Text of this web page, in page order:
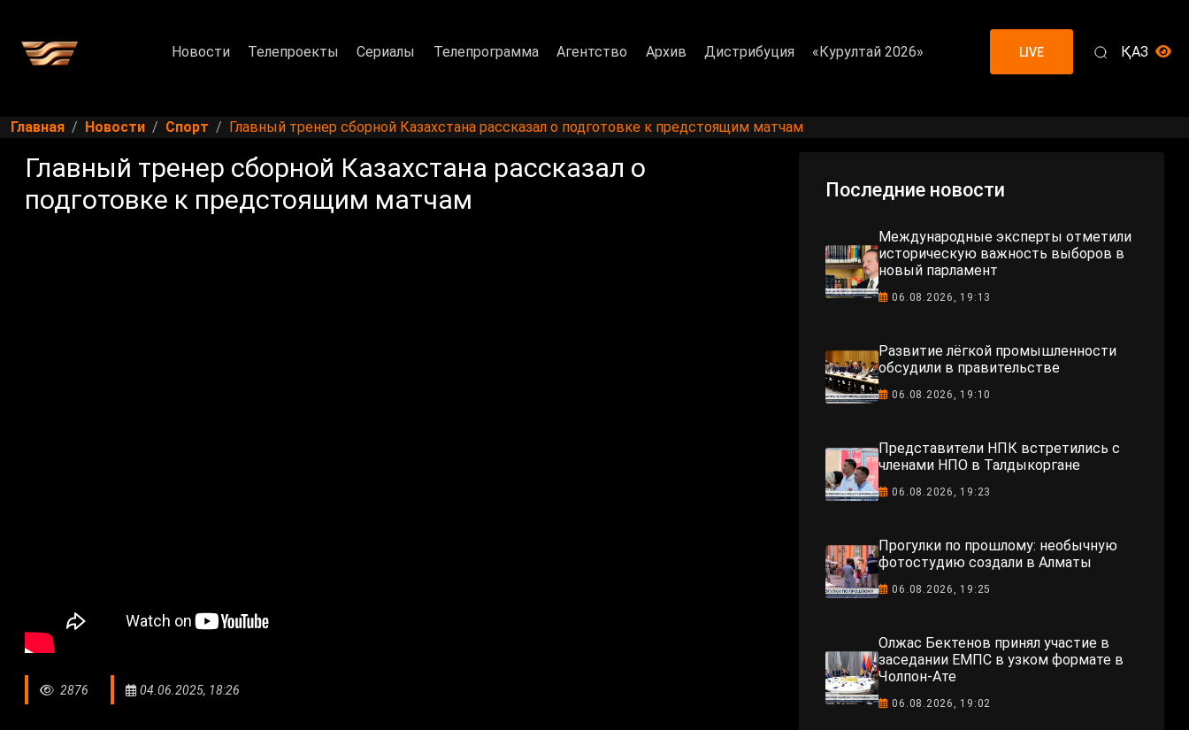
Новости Телепроекты Сериалы Телепрограмма Агентство Архив Дистрибуция «Курултай 2026» LIVE ҚАЗ
Главная Новости Спорт Главный тренер сборной Казахстана рассказал о подготовке к предстоящим матчам
Главный тренер сборной Казахстана рассказал о
подготовке к предстоящим матчам
2876 04.06.2025, 18:26
Последние новости
Международные эксперты отметили
историческую важность выборов в
новый парламент
06.08.2026, 19:13
Развитие лёгкой промышленности
обсудили в правительстве
06.08.2026, 19:10
Представители НПК встретились с
членами НПО в Талдыкоргане
06.08.2026, 19:23
Прогулки по прошлому: необычную
фотостудию создали в Алматы
06.08.2026, 19:25
Олжас Бектенов принял участие в
заседании ЕМПС в узком формате в
Чолпон-Ате
06.08.2026, 19:02